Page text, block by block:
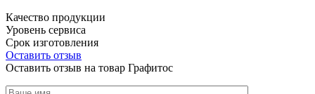
Качество продукции
Уровень сервиса
Срок изготовления
Оставить отзыв
Оставить отзыв на товар Графитос